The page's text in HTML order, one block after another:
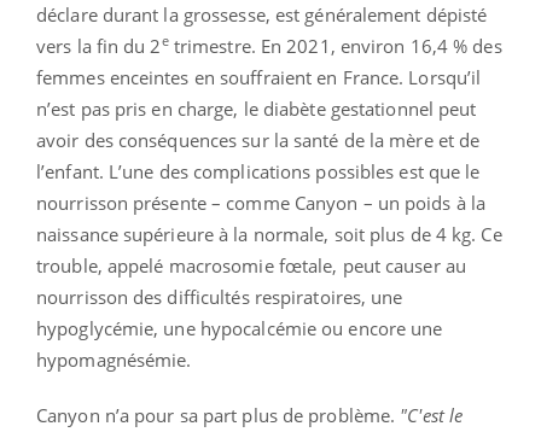
déclare durant la grossesse, est généralement dépisté
vers la fin du 2etrimestre. En 2021, environ 16,4 % des
femmes enceintes en souffraient en France. Lorsqu’il
n’est pas pris en charge, le diabète gestationnel peut
avoir des conséquences sur la santé de la mère et de
l’enfant. L’une des complications possibles est que le
nourrisson présente – comme Canyon – un poids à la
naissance supérieure à la normale, soit plus de 4 kg. Ce
trouble, appelé macrosomie fœtale, peut causer au
nourrisson des difficultés respiratoires, une
hypoglycémie, une hypocalcémie ou encore une
hypomagnésémie.
Canyon n’a pour sa part plus de problème. "C'est le